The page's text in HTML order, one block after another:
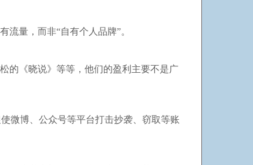
量，而非“自有个人品牌”。
的《晓说》等等，他们的盈利主要不是广
微博、公众号等平台打击抄袭、窃取等账